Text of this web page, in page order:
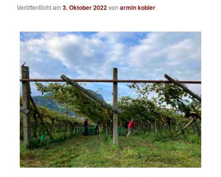
Veröffentlicht am3. Oktober 2022vonarmin kobler